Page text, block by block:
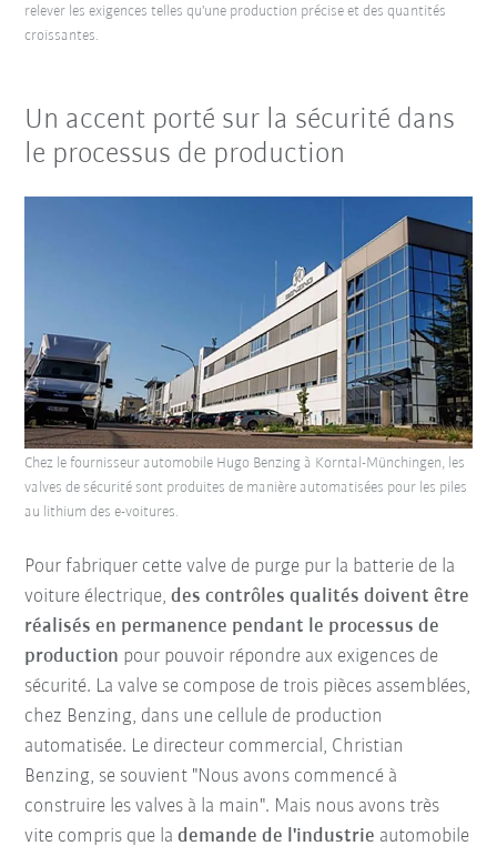
relever les exigences telles qu'une production précise et des quantités
croissantes.
Un accent porté sur la sécurité dans
le processus de production
Pour fabriquer cette valve de purge pur la batterie de la
voiture électrique,des contrôles qualités doivent être
réalisés en permanence pendant le processus de
production pour pouvoir répondre aux exigences de
sécurité. La valve se compose de trois pièces assemblées,
chez Benzing, dans une cellule de production
automatisée. Le directeur commercial, Christian
Benzing, se souvient "Nous avons commencé à
construire les valves à la main". Mais nous avons très
vite compris que lademande de l'industrie automobile
Chez le fournisseur automobile Hugo Benzing à Korntal-Münchingen, les
valves de sécurité sont produites de manière automatisées pour les piles
au lithium des e-voitures.